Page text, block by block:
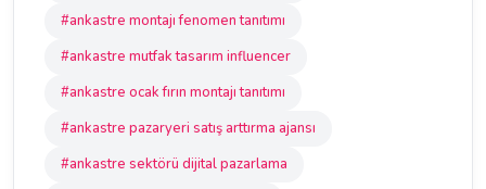
#ankastre montajı fenomen tanıtımı
#ankastre mutfak tasarım influencer
#ankastre ocak fırın montajı tanıtımı
#ankastre pazaryeri satış arttırma ajansı
#ankastre sektörü dijital pazarlama